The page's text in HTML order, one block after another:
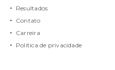
Resultados
Contato
Carreira
Política de privacidade